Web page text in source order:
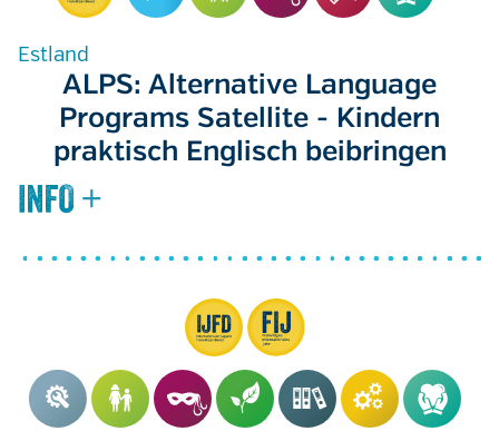
Estland
ALPS: Alternative Language
Programs Satellite - Kindern
praktisch Englisch beibringen